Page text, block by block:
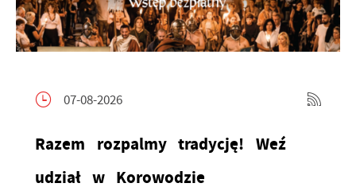
07-08-2026
Razem rozpalmy tradycję! Weź
udział w Korowodzie